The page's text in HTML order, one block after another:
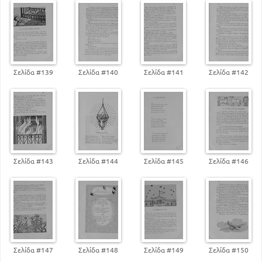
Διαμάντι του σπιτιού
136
Άνοιξη
148
Κυριακή των Βαίων
154
163
Η Μαρίνα
171
Από την Ελληνική μυθολογία
192
Τι λένε για τους μήνες του καλοκαιριού
201
Σελίδα #139 Σελίδα #140 Σελίδα #141 Σελίδα #142
Σελίδα #143 Σελίδα #144 Σελίδα #145 Σελίδα #146
Σελίδα #147 Σελίδα #148 Σελίδα #149 Σελίδα #150